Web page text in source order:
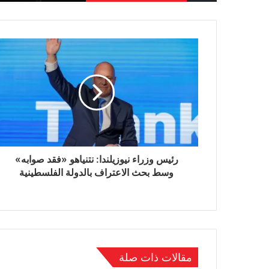
رئيس وزراء نيوزيلندا: نتنياهو «فقد صوابه»
وسط بحث الاعتراف بالدولة الفلسطينية
مقالات ذات صلة